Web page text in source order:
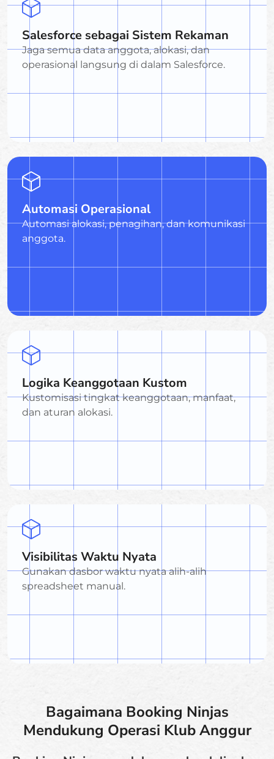
Salesforce sebagai Sistem Rekaman
Jaga semua data anggota, alokasi, dan
operasional langsung di dalam Salesforce.
Automasi Operasional
Automasi alokasi, penagihan, dan komunikasi
anggota.
Logika Keanggotaan Kustom
Kustomisasi tingkat keanggotaan, manfaat,
dan aturan alokasi.
Visibilitas Waktu Nyata
Gunakan dasbor waktu nyata alih-alih
spreadsheet manual.
Bagaimana Booking Ninjas
Mendukung Operasi Klub Anggur